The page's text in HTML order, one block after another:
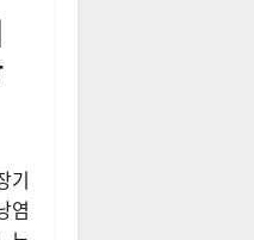
기
염